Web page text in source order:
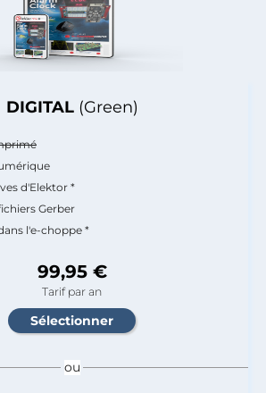
DIGITAL (Green)
d'Elektor *
Gerber
l'e-choppe *
99,95 €
Tarif par an
ou